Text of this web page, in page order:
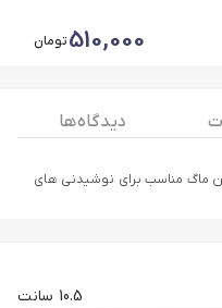
510,000تومان
دیدگاه ها
ماگ مناسب برای نوشیدنی های
10.5 سانت